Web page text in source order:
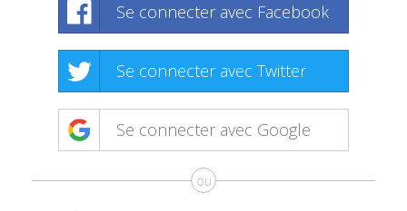
Se connecter avec Facebook
Se connecter avec Twitter
Se connecter avec Google
ou